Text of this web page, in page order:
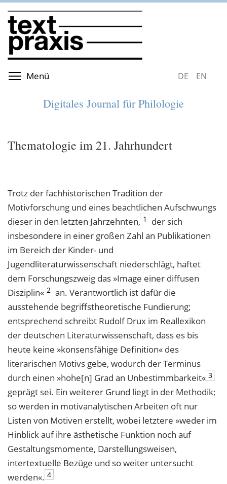
Direkt
zum
Inhalt
Menü Menüsichtbarkeit umschaltenDEUTSCH
Digitales Journal für Philologie
Thematologie im 21. Jahrhundert
Trotz der fachhistorischen Tradition der
Motivforschung und eines beachtlichen Aufschwungs
dieser in den letzten Jahrzehnten, 1
der sich
insbesondere in einer großen Zahl an Publikationen
im Bereich der Kinder- und
Jugendliteraturwissenschaft niederschlägt, haftet
dem Forschungszweig das »Image einer diffusen
Disziplin« 2 an. Verantwortlich ist dafür die
ausstehende begriffstheoretische Fundierung;
entsprechend schreibt Rudolf Drux im Reallexikon
der deutschen Literaturwissenschaft, dass es bis
heute keine »konsensfähige Definition« des
literarischen Motivs gebe, wodurch der Terminus
durch einen »hohe[n] Grad an Unbestimmbarkeit« 3
geprägt sei. Ein weiterer Grund liegt in der Methodik;
so werden in motivanalytischen Arbeiten oft nur
Listen von Motiven erstellt, wobei letztere »weder im
Hinblick auf ihre ästhetische Funktion noch auf
Gestaltungsmomente, Darstellungsweisen,
intertextuelle Bezüge und so weiter untersucht
werden«. 4